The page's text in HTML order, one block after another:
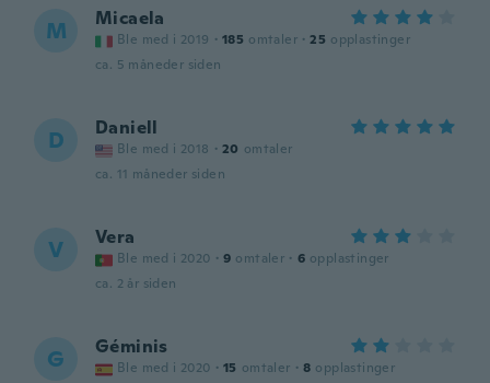
M Micaela
Ble med i 2019 · 185 omtaler · 25 opplastinger
ca. 5 måneder siden
D Daniell
Ble med i 2018 · 20 omtaler
ca. 11 måneder siden
V Vera
Ble med i 2020 · 9 omtaler · 6 opplastinger
ca. 2 år siden
G Géminis
Ble med i 2020 · 15 omtaler · 8 opplastinger